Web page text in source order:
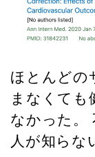
ほとんどの
まなくても
なかった。
人が知らな